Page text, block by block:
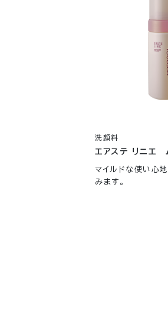
洗顔料
エアステ リニエ
マイルドな使い心
みます。